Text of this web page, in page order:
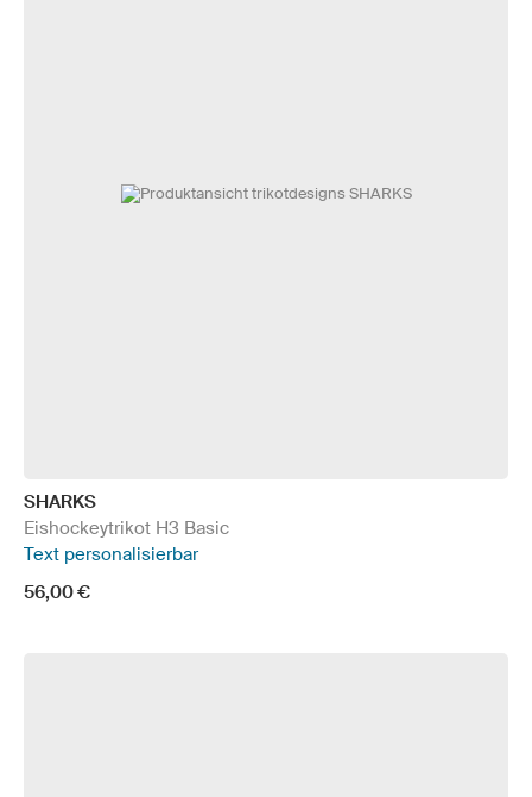
SHARKS
Eishockeytrikot H3 Basic
Text personalisierbar
56,00 €